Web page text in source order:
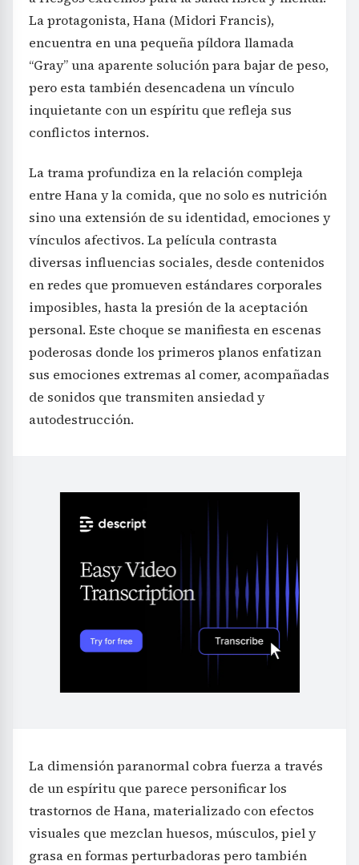
La protagonista, Hana (Midori Francis),
encuentra en una pequeña píldora llamada
“Gray” una aparente solución para bajar de peso,
pero esta también desencadena un vínculo
inquietante con un espíritu que refleja sus
conflictos internos.
La trama profundiza en la relación compleja
entre Hana y la comida, que no solo es nutrición
sino una extensión de su identidad, emociones y
vínculos afectivos. La película contrasta
diversas influencias sociales, desde contenidos
en redes que promueven estándares corporales
imposibles, hasta la presión de la aceptación
personal. Este choque se manifiesta en escenas
poderosas donde los primeros planos enfatizan
sus emociones extremas al comer, acompañadas
de sonidos que transmiten ansiedad y
autodestrucción.
La dimensión paranormal cobra fuerza a través
de un espíritu que parece personificar los
trastornos de Hana, materializado con efectos
visuales que mezclan huesos, músculos, piel y
grasa en formas perturbadoras pero también